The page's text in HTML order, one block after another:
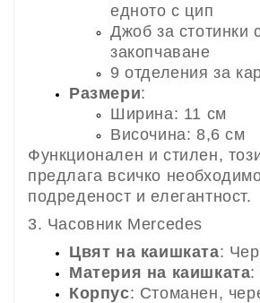
едното с цип
Джоб за стотинки
закопчаване
9 отделения за
Размери:
Ширина: 11 см
Височина: 8,6 см
Функционален и стилен,
предлага всичко
подреденост и елегантност.
3. Часовник Mercedes
Цвят на каишката:
Материя на каишката:
Корпус: Стоманен,